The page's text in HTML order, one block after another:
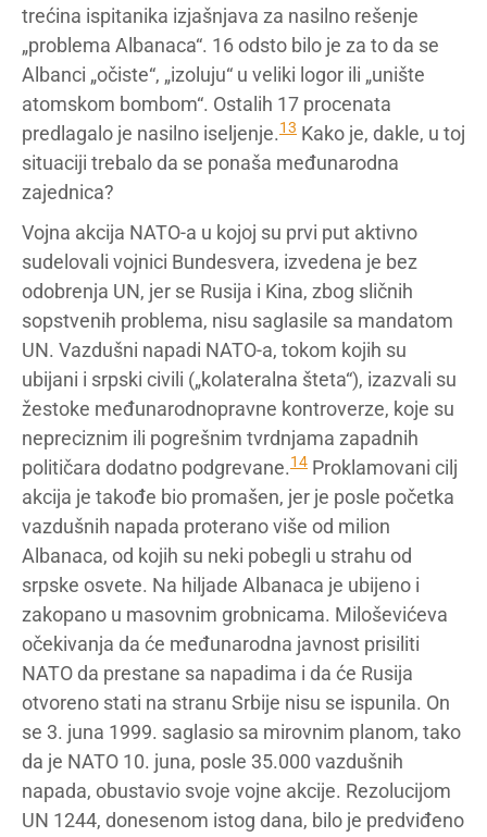
trećina ispitanika izjašnjava za nasilno rešenje
„problema Albanaca“. 16 odsto bilo je za to da se
Albanci „očiste“, „izoluju“ u veliki logor ili „unište
atomskom bombom“. Ostalih 17 procenata
predlagalo je nasilno iseljenje.13 Kako je, dakle, u toj
situaciji trebalo da se ponaša međunarodna
zajednica?
Vojna akcija NATO-a u kojoj su prvi put aktivno
sudelovali vojnici Bundesvera, izvedena je bez
odobrenja UN, jer se Rusija i Kina, zbog sličnih
sopstvenih problema, nisu saglasile sa mandatom
UN. Vazdušni napadi NATO-a, tokom kojih su
ubijani i srpski civili („kolateralna šteta“), izazvali su
žestoke međunarodnopravne kontroverze, koje su
nepreciznim ili pogrešnim tvrdnjama zapadnih
političara dodatno podgrevane.14 Proklamovani cilj
akcija je takođe bio promašen, jer je posle početka
vazdušnih napada proterano više od milion
Albanaca, od kojih su neki pobegli u strahu od
srpske osvete. Na hiljade Albanaca je ubijeno i
zakopano u masovnim grobnicama. Miloševićeva
očekivanja da će međunarodna javnost prisiliti
NATO da prestane sa napadima i da će Rusija
otvoreno stati na stranu Srbije nisu se ispunila. On
se 3. juna 1999. saglasio sa mirovnim planom, tako
da je NATO 10. juna, posle 35.000 vazdušnih
napada, obustavio svoje vojne akcije. Rezolucijom
UN 1244, donesenom istog dana, bilo je predviđeno